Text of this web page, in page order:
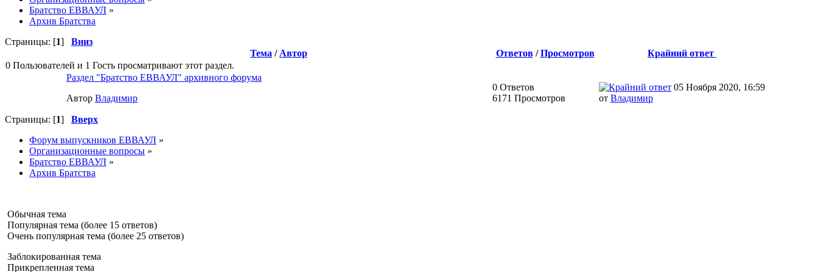
Братство ЕВВАУЛ »
Архив Братства
Страницы: [1] Вниз
Тема / Автор Ответов/Просмотров
Крайний ответ
0 Пользователей и 1 Гость просматривают этот раздел.
Раздел "Братство ЕВВАУЛ" архивного форума
Автор Влaдимир
0 Ответов
6171 Просмотров
05 Ноября 2020, 16:59
от Влaдимир
Страницы: [1] Вверх
Форум выпускников ЕВВАУЛ »
Организационные вопросы »
Братство ЕВВАУЛ »
Архив Братства
Обычная тема
Популярная тема (более 15 ответов)
Очень популярная тема (более 25 ответов)
Заблокированная тема
Прикрепленная тема